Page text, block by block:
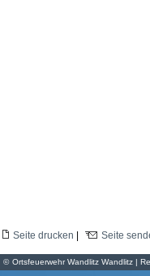
Seite drucken Seite
© Ortsfeuerwehr Wandlitz Wandlitz |